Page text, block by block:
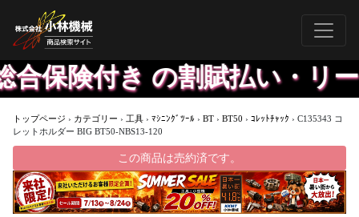
き の割賦払い・リース
トップページ › カテゴリー › 工具 › ﾏｼﾆﾝｸﾞﾂｰﾙ › BT › BT50 › ｺﾚｯﾄﾁｬｯｸ › C135343 コ
レットホルダー BIG BT50-NBS13-120
この商品は売約済です。